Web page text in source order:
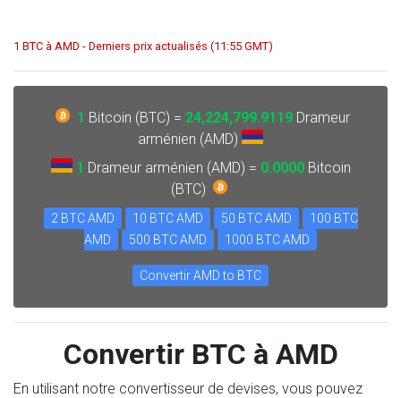
1 BTC à AMD - Derniers prix actualisés (11:55 GMT)
1 Bitcoin (BTC) = 24,224,799.9119Drameur
arménien (AMD)
1 Drameur arménien (AMD) = 0.0000Bitcoin
(BTC)
2 BTC AMD 10 BTC AMD 50 BTC AMD
100 BTC
AMD
500 BTC AMD 1000 BTC AMD
Convertir AMD to BTC
Convertir BTC à AMD
En utilisant notre convertisseur de devises, vous pouvez